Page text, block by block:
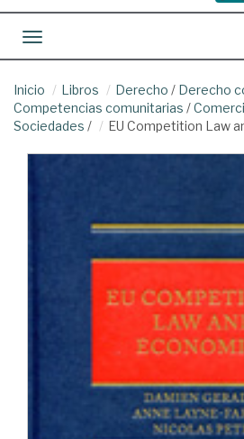
Toggle navigation
Inicio Libros Derecho / Derecho
Competencias comunitarias /
Sociedades / EU Competition Law